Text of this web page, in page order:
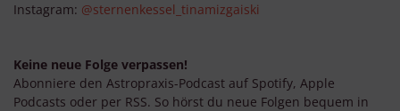
Instagram: @sternenkessel_tinamizgaiski
Keine neue Folge verpassen!
Abonniere den Astropraxis-Podcast auf Spotify, Apple
Podcasts oder per RSS. So hörst du neue Folgen bequem in